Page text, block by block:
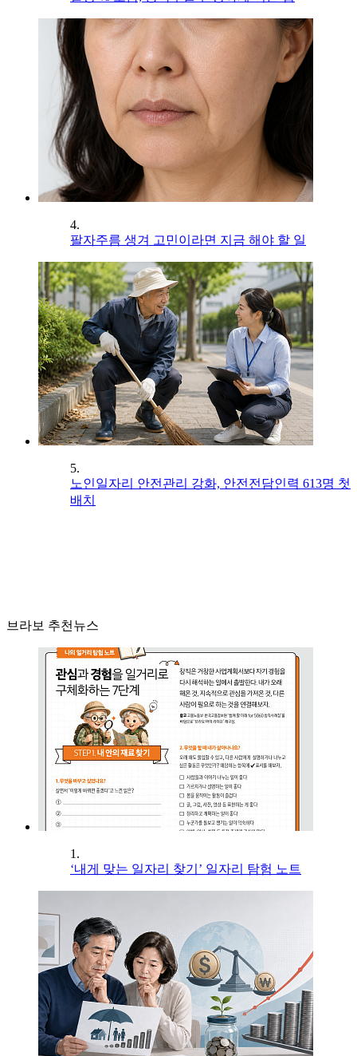
4.
팔자주름 생겨 고민이라면 지금 해야 할 일
5.
노인일자리 안전관리 강화, 안전전담인력 613명 첫
배치
브라보 추천뉴스
1.
‘내게 맞는 일자리 찾기’ 일자리 탐험 노트